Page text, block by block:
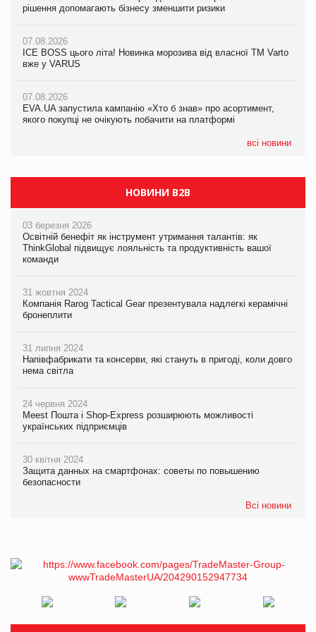
рішення допомагають бізнесу зменшити ризики
07.08.2026
ICE BOSS цього літа! Новинка морозива від власної ТМ Varto
вже у VARUS
07.08.2026
EVA.UA запустила кампанію «Хто б знав» про асортимент,
якого покупці не очікують побачити на платформі
всі новини
EVA.UA запустила кампанію «Хто б знав» про асортимент,
06.08.2026
Смачна новинка для хвостатих: у VARUS з’явилися паучі
05.08.2026
Мережа супермаркетів VARUS купує мережу магазинів
Продажі Hugo Boss впали на 9%
НОВИНИ B2B
03 березня 2026
Освітній бенефіт як інструмент утримання талантів: як
ThinkGlobal підвищує лояльність та продуктивність вашої
команди
31 жовтня 2024
Компанія Rarog Tactical Gear презентувала надлегкі керамічні
бронеплити
31 липня 2024
Напівфабрикати та консерви, які стануть в пригоді, коли довго
нема світла
24 червня 2024
Meest Пошта і Shop-Express розширюють можливості
українських підприємців
30 квітня 2024
Защита данных на смартфонах: советы по повышению
безопасности
Всі новини